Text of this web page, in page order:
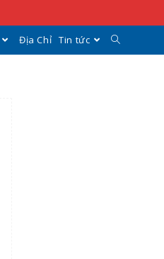
Địa Chỉ Tin tức